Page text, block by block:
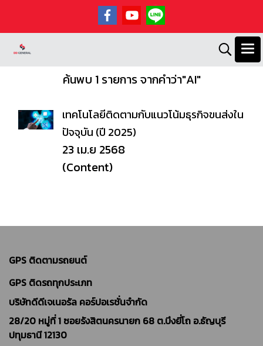
ค้นพบ 1 รายการ จากคำว่า"AI"
เทคโนโลยีติดตามกับแนวโน้มธุรกิจขนส่งใน
ปัจจุบัน (ปี 2025)
23 เม.ย 2568
(Content)
GPS ติดตามรถยนต์
GPS ติดรถทุกประเภท
บริษัทดีดีเจเนอรัล คอร์ปอเรชั่นจำกัด
28/20 หมู่ที่ 1 ซอยรังสิตนครนายก 68 ต.บึงยี่โถ อ.ธัญบุรี
ปทุมธานี 12130